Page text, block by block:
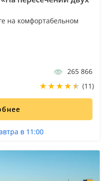
на комфортабельном
265 866
(11)
в 11:00